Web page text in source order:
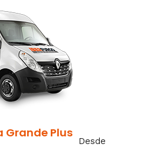
Grande Plus
Desde